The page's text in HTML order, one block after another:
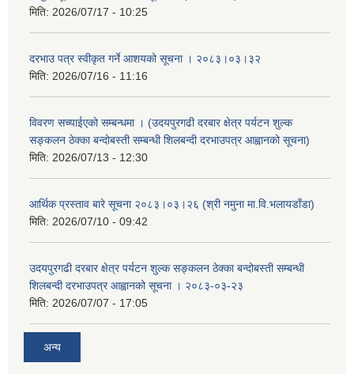
मिति: 2026/07/17 - 10:25
दरभाउ पत्र स्वीकृत गर्ने आशयको सूचना । २०८३।०३।३२
मिति: 2026/07/16 - 11:16
विवरण सच्याईएको सम्बन्धमा । (उदयपुरगढी दरबार क्षेत्र पर्यटन शुल्क
सङ्कलन ठेक्का बन्दोबस्ती सम्बन्धी शिलबन्दी दरभाउपत्र आह्वानको सूचना)
मिति: 2026/07/13 - 12:30
आर्थिक प्रस्ताव बारे सूचना २०८३।०३।२६ (श्री नमुना मा.वि.भलायडाँडा)
मिति: 2026/07/10 - 09:42
उदयपुरगढी दरबार क्षेत्र पर्यटन शुल्क सङ्कलन ठेक्का बन्दोबस्ती सम्बन्धी
शिलबन्दी दरभाउपत्र आह्वानको सूचना । २०८३-०३-२३
मिति: 2026/07/07 - 17:05
अन्य